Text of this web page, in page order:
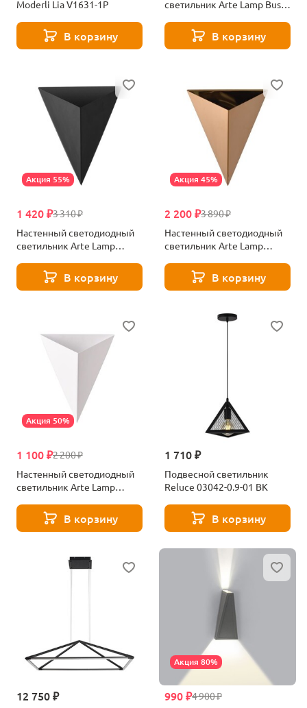
Moderli Lia V1631-1P
В корзину
светильник Arte Lamp Busta
В корзину
Акция 55%
3 310 ₽
1 420 ₽
Настенный светодиодный
светильник Arte Lamp
В корзину
Акция 45%
3 890 ₽
2 200 ₽
Настенный светодиодный
светильник Arte Lamp
В корзину
Акция 50%
2 200 ₽
1 100 ₽
Настенный светодиодный
светильник Arte Lamp
В корзину
1 710 ₽
Подвесной светильник
Reluce 03042-0.9-01 BK
В корзину
12 750 ₽
Акция 80%
4 900 ₽
990 ₽